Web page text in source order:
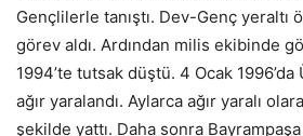
Gençlilerle tanıştı. Dev-Genç yeraltı
görev aldı. Ardından milis ekibinde
1994’te tutsak düştü. 4 Ocak 1996’da
ağır yaralandı. Aylarca ağır yaralı
şekilde yattı. Daha sonra